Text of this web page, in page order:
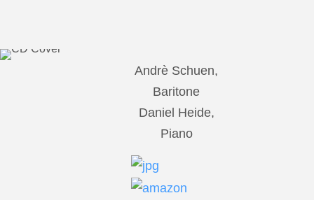
Andrè Schuen,
Baritone
Daniel Heide,
Piano